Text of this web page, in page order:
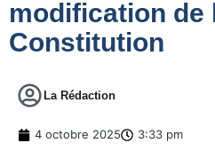
modification de
Constitution
La Rédaction
4 octobre 2025 3:33 pm